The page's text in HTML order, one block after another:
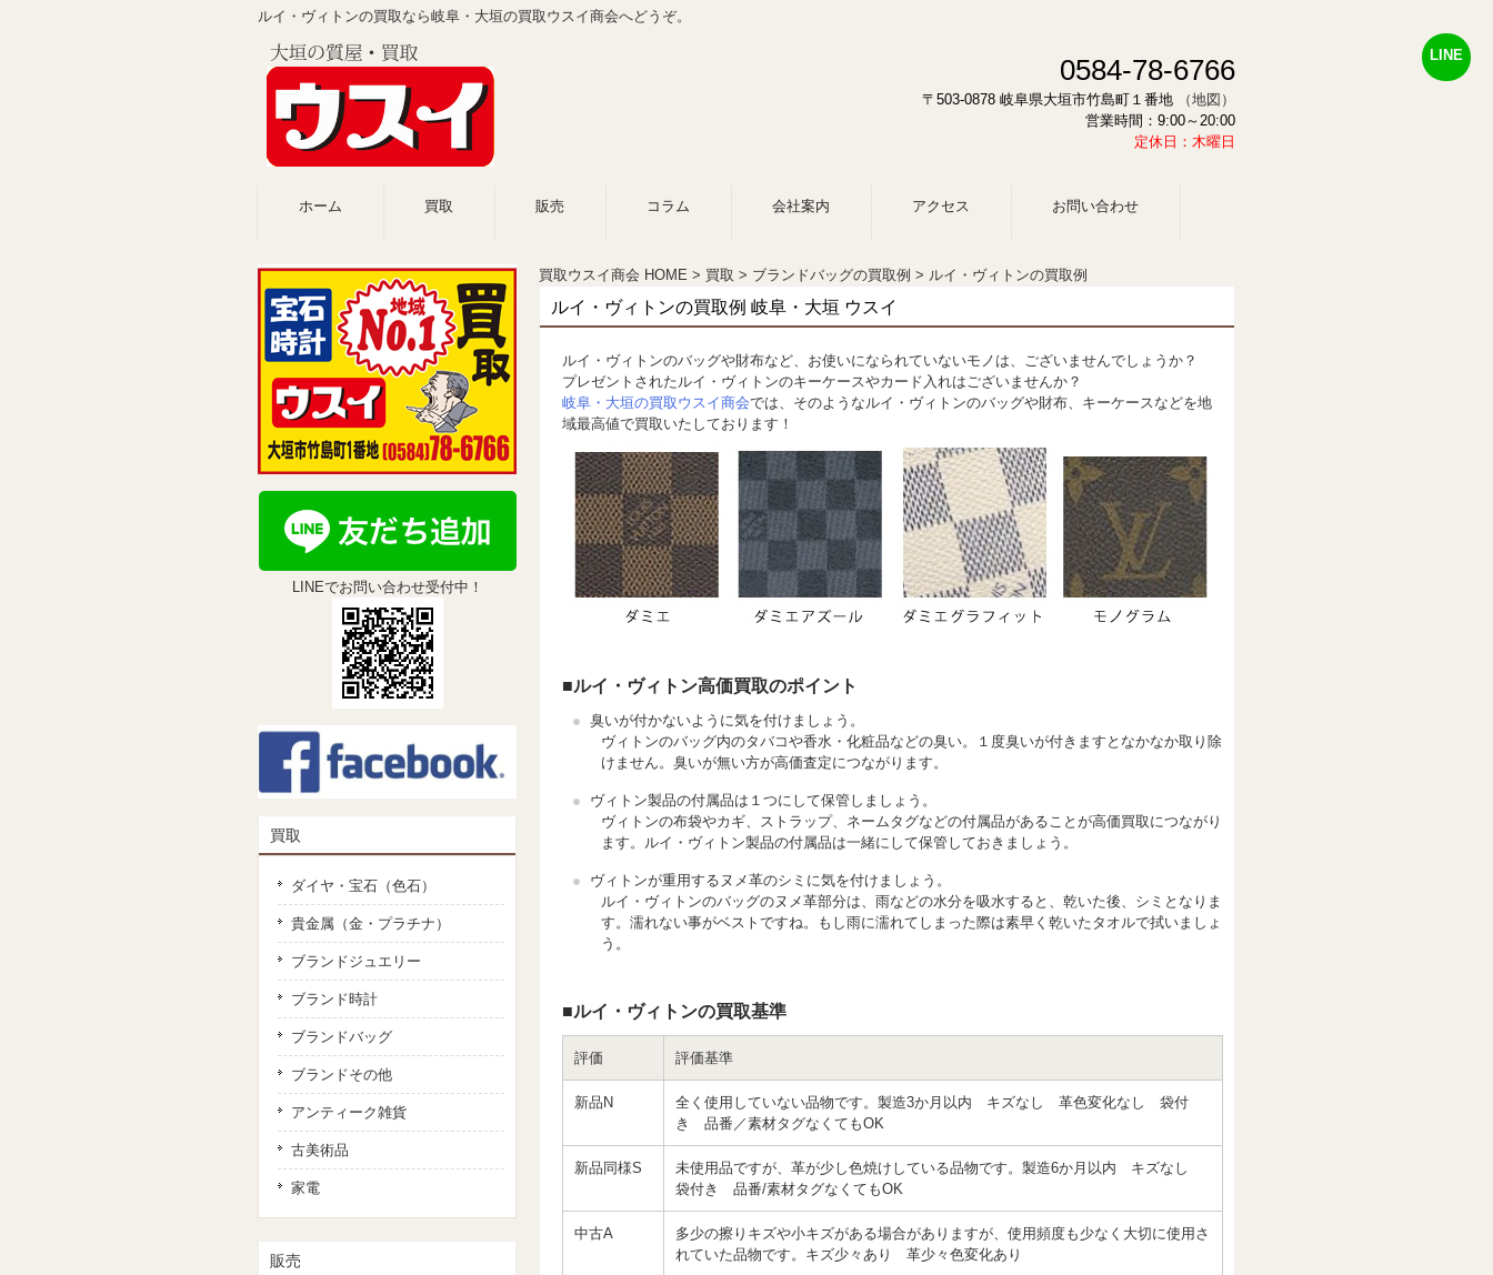
ルイ・ヴィトンの買取なら岐阜・大垣の買取ウスイ商会へどうぞ。
0584-78-6766
〒503-0878 岐阜県大垣市竹島町１番地
（地図）
営業時間：9:00～20:00
定休日：木曜日
ホーム 買取 販売 コラム 会社案内 アクセス お問い合わせ
買取ウスイ商会 HOME 買取 ブランドバッグの買取例 ルイ・ヴィトンの買取例
ルイ・ヴィトンの買取例 岐阜・大垣 ウスイ
ルイ・ヴィトンのバッグや財布など、お使いになられていないモノは、ございませんでしょうか？
プレゼントされたルイ・ヴィトンのキーケースやカード入れはございませんか？
岐阜・大垣の買取ウスイ商会では、そのようなルイ・ヴィトンのバッグや財布、キーケースなどを地
域最高値で買取いたしております！
■ルイ・ヴィトン高価買取のポイント
臭いが付かないように気を付けましょう。
ヴィトンのバッグ内のタバコや香水・化粧品などの臭い。１度臭いが付きますとなかなか取り除
けません。臭いが無い方が高価査定につながります。
ヴィトン製品の付属品は１つにして保管しましょう。
ヴィトンの布袋やカギ、ストラップ、ネームタグなどの付属品があることが高価買取につながり
ます。ルイ・ヴィトン製品の付属品は一緒にして保管しておきましょう。
ヴィトンが重用するヌメ革のシミに気を付けましょう。
ルイ・ヴィトンのバッグのヌメ革部分は、雨などの水分を吸水すると、乾いた後、シミとなりま
す。濡れない事がベストですね。もし雨に濡れてしまった際は素早く乾いたタオルで拭いましょ
う。
■ルイ・ヴィトンの買取基準
評価 評価基準
新品N
全く使用していない品物です。製造3か月以内 キズなし 革色変化なし 袋付
き 品番／素材タグなくてもOK
新品同様S
未使用品ですが、革が少し色焼けしている品物です。製造6か月以内 キズなし
袋付き 品番/素材タグなくてもOK
中古A
多少の擦りキズや小キズがある場合がありますが、使用頻度も少なく大切に使用さ
れていた品物です。キズ少々あり 革少々色変化あり
LINEでお問い合わせ受付中！
買取
ダイヤ・宝石（色石）
貴金属（金・プラチナ）
ブランドジュエリー
ブランド時計
ブランドバッグ
ブランドその他
アンティーク雑貨
古美術品
家電
販売
LINE